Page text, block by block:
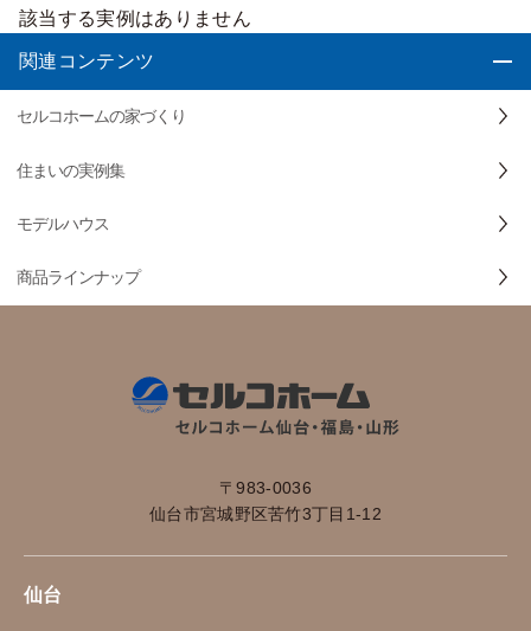
該当する実例はありません
関連コンテンツ
セルコホームの家づくり
住まいの実例集
モデルハウス
商品ラインナップ
〒983-0036
仙台市宮城野区苦竹3丁目1-12
仙台